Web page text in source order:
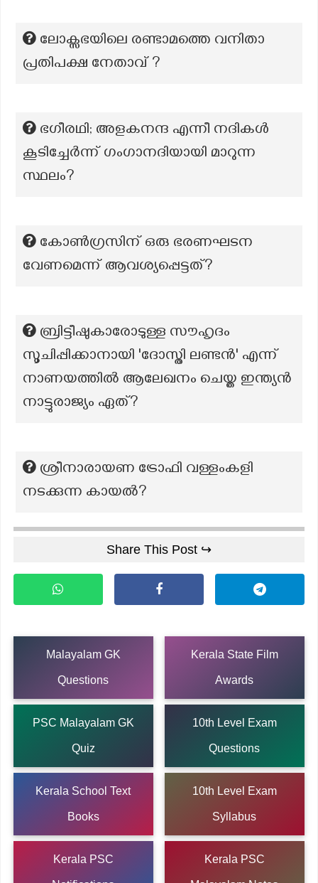
ലോക്സഭയിലെ രണ്ടാമത്തെ വനിതാ
പ്രതിപക്ഷ നേതാവ് ?
ഭഗീരഥി; അളകനന്ദ എന്നീ നദികൾ
കൂടിച്ചേർന്ന് ഗംഗാനദിയായി മാറുന്ന
സ്ഥലം?
കോൺഗ്രസിന് ഒരു ഭരണഘടന
വേണമെന്ന് ആവശ്യപ്പെട്ടത്?
ബ്രിട്ടീഷുകാരോടുള്ള സൗഹൃദം
സൂചിപ്പിക്കാനായി 'ദോസ്തി ലണ്ടൻ' എന്ന്
നാണയത്തിൽ ആലേഖനം ചെയ്ത ഇന്ത്യൻ
നാട്ടുരാജ്യം ഏത്?
ശ്രീനാരായണ ട്രോഫി വള്ളംകളി
നടക്കുന്ന കായൽ?
Share This Post ↪
Malayalam GK
Questions
Kerala State Film
Awards
PSC Malayalam GK
Quiz
10th Level Exam
Questions
Kerala School Text
Books
10th Level Exam
Syllabus
Kerala PSC Kerala PSC